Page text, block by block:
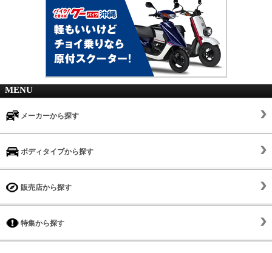
MENU
メーカーから探す
ボディタイプから探す
販売店から探す
特集から探す